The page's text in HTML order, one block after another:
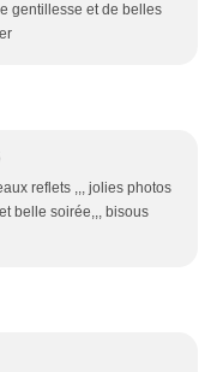
gentillesse et de belles
reflets ,,, jolies photos
belle soirée,,, bisous